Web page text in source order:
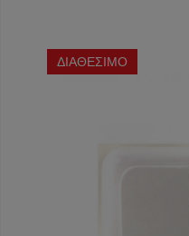
ΔΙΑΘΕΣΙΜΟ